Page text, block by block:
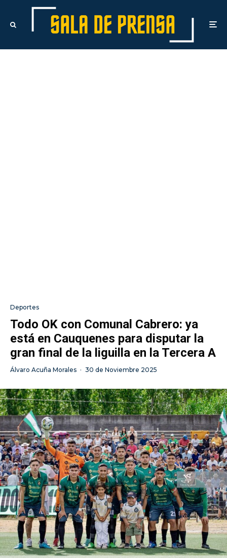
Deportes
Todo OK con Comunal Cabrero: ya
está en Cauquenes para disputar la
gran final de la liguilla en la Tercera A
Álvaro Acuña Morales · 30 de Noviembre 2025